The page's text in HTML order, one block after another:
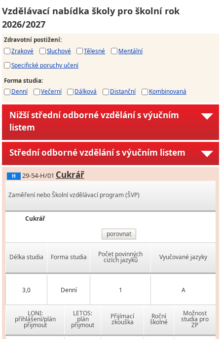
Vzdělávací nabídka školy pro školní rok
2026/2027
Zdravotní postižení:
Zrakové
Sluchové Tělesné
Mentální
Specifické poruchy učení
Forma studia:
Denní
Večerní Dálková Distanční Kombinovaná
Nižší střední odborné vzdělání s výučním
listem
Střední odborné vzdělání s výučním listem
H 29-54-H/01 Cukrář
Zaměření nebo Školní vzdělávací program (ŠVP)
Cukrář
porovnat
Délka studia Forma studia Počet povinných
cizích jazyků Vyučované jazyky
3,0 Denní 1 A
LONI:
přihlášení/plán
přijmout
LETOS:
plán
přijmout
Přijímací
zkouška
Roční
školné
Možnost
studia pro
ZP